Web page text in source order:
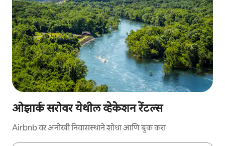
ओझार्क सरोवर येथील व्हेकेशन रेंटल्स
Airbnb वर अनोखी निवासस्थाने शोधा आणि बुक करा